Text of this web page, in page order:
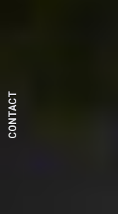
CONTACT